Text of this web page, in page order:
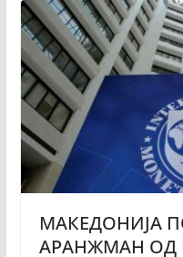
МАКЕДОНИЈА
АРАНЖМАН ОД